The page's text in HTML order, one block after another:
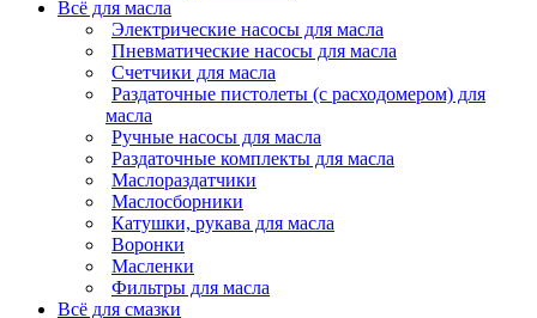
Всё для масла
Электрические насосы для масла
Пневматические насосы для масла
Счетчики для масла
Раздаточные пистолеты (с расходомером) для
масла
Ручные насосы для масла
Раздаточные комплекты для масла
Маслораздатчики
Маслосборники
Катушки, рукава для масла
Воронки
Масленки
Фильтры для масла
Всё для смазки